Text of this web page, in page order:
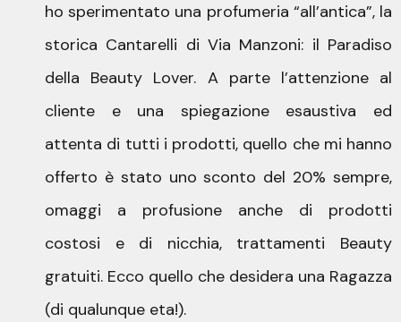
ho sperimentato una profumeria “all’antica”, la
storica Cantarelli di Via Manzoni: il Paradiso
della Beauty Lover. A parte l’attenzione al
cliente e una spiegazione esaustiva ed
attenta di tutti i prodotti, quello che mi hanno
offerto è stato uno sconto del 20% sempre,
omaggi a profusione anche di prodotti
costosi e di nicchia, trattamenti Beauty
gratuiti. Ecco quello che desidera una Ragazza
(di qualunque eta!).